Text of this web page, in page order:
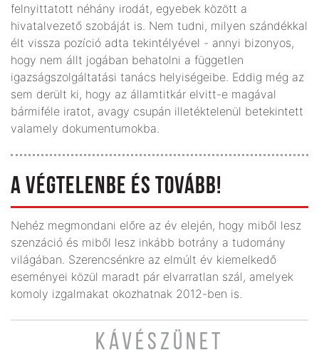
felnyittatott néhány irodát, egyebek között a
hivatalvezető szobáját is. Nem tudni, milyen szándékkal
élt vissza pozíció adta tekintélyével - annyi bizonyos,
hogy nem állt jogában behatolni a független
igazságszolgáltatási tanács helyiségeibe. Eddig még az
sem derült ki, hogy az államtitkár elvitt-e magával
bármiféle iratot, avagy csupán illetéktelenül betekintett
valamely dokumentumokba.
A VÉGTELENBE ÉS TOVÁBB!
Nehéz megmondani előre az év elején, hogy miből lesz
szenzáció és miből lesz inkább botrány a tudomány
világában. Szerencsénkre az elmúlt év kiemelkedő
eseményei közül maradt pár elvarratlan szál, amelyek
komoly izgalmakat okozhatnak 2012-ben is.
KÁVÉSZÜNET